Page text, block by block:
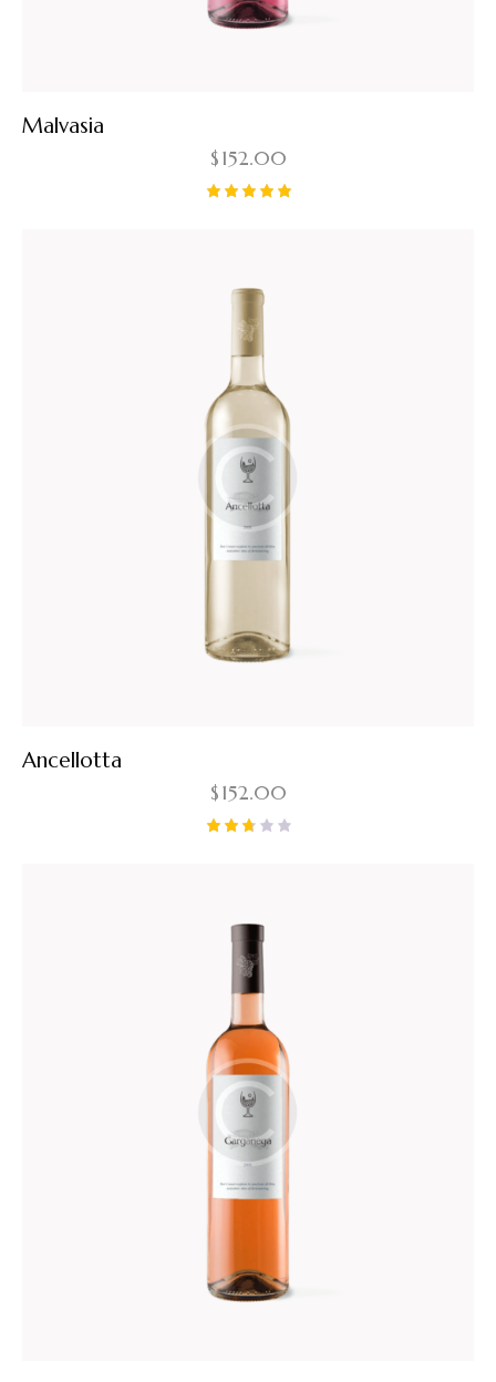
Malvasia
$152.00
Ancellotta
$152.00